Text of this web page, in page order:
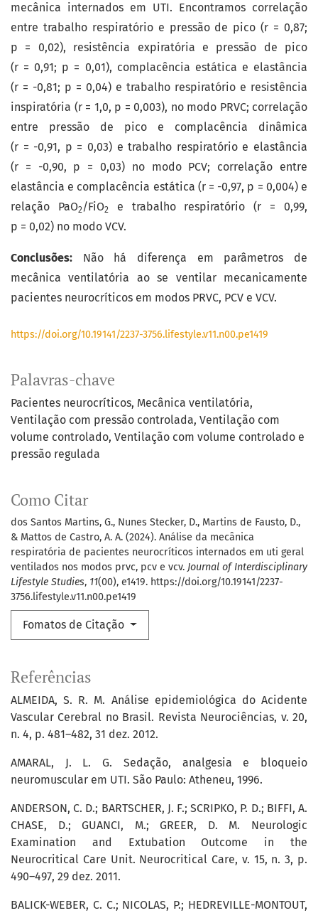
Palavras-chave
Pacientes neurocríticos Mecânica ventilatória
Ventilação com pressão controlada Ventilação com
volume controlado Ventilação com volume controlado e
pressão regulada
Como Citar
dos Santos Martins, G., Nunes Stecker, D., Martins de Fausto, D.,
& Mattos de Castro, A. A. (2024). Análise da mecânica
respiratória de pacientes neurocríticos internados em uti geral
ventilados nos modos prvc, pcv e vcv. Journal of Interdisciplinary
Lifestyle Studies, 11(00), e1419. https://doi.org/10.19141/2237-
3756.lifestyle.v11.n00.pe1419
Fomatos de Citação
mecânica internados em UTI. Encontramos correlação
entre trabalho respiratório e pressão de pico (r = 0,87;
p = 0,02), resistência expiratória e pressão de pico
(r = 0,91; p = 0,01), complacência estática e elastância
(r = -0,81; p = 0,04) e trabalho respiratório e resistência
inspiratória (r = 1,0, p = 0,003), no modo PRVC; correlação
entre pressão de pico e complacência dinâmica
(r = -0,91, p = 0,03) e trabalho respiratório e elastância
(r = -0,90, p = 0,03) no modo PCV; correlação entre
elastância e complacência estática (r = -0,97, p = 0,004) e
relação PaO2/FiO2
e trabalho respiratório (r = 0,99,
p = 0,02) no modo VCV.
Conclusões: Não há diferença em parâmetros de
mecânica ventilatória ao se ventilar mecanicamente
pacientes neurocríticos em modos PRVC, PCV e VCV.
https://doi.org/10.19141/2237-3756.lifestyle.v11.n00.pe1419
Referências
ALMEIDA, S. R. M. Análise epidemiológica do Acidente
Vascular Cerebral no Brasil. Revista Neurociências, v. 20,
n. 4, p. 481–482, 31 dez. 2012.
AMARAL, J. L. G. Sedação, analgesia e bloqueio
neuromuscular em UTI. São Paulo: Atheneu, 1996.
ANDERSON, C. D.; BARTSCHER, J. F.; SCRIPKO, P. D.; BIFFI, A.
CHASE, D.; GUANCI, M.; GREER, D. M. Neurologic
Examination and Extubation Outcome in the
Neurocritical Care Unit. Neurocritical Care, v. 15, n. 3, p.
490–497, 29 dez. 2011.
BALICK-WEBER, C. C.; NICOLAS, P.; HEDREVILLE-MONTOUT,